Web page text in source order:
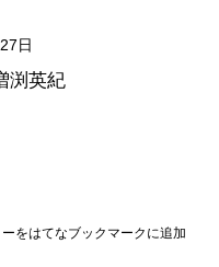
日
渕英紀